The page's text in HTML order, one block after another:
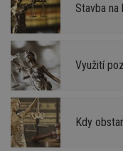
Stavba na
Využití
Kdy